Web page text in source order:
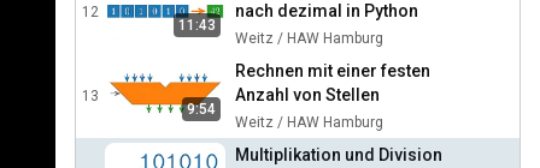
12
11:43
nach dezimal in Python
Weitz / HAW Hamburg
13
9:54
Rechnen mit einer festen
Anzahl von Stellen
Weitz / HAW Hamburg
Multiplikation und Division